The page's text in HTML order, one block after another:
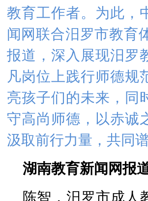
教育工作者。为此，
闻网联合汨罗市教育
报道，深入展现汨罗
凡岗位上践行师德规
亮孩子们的未来，同
守高尚师德，以赤诚
汲取前行力量，共同
湖南教育新闻网报
陈智，汨罗市成人